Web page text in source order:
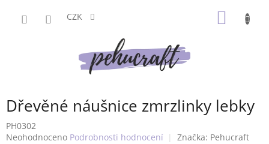
CZK
Dřevěné náušnice zmrzlinky lebky
PH0302
Průměrné
Neohodnoceno Podrobnosti hodnocení Značka: Pehucraft